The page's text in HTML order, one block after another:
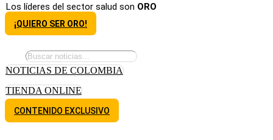
Los líderes del sector salud son ORO
¡QUIERO SER ORO!
NOTICIAS DE COLOMBIA
TIENDA ONLINE
CONTENIDO EXCLUSIVO